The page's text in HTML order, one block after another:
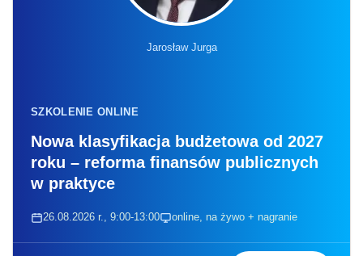
Jarosław Jurga
SZKOLENIE ONLINE
Nowa klasyfikacja budżetowa od 2027
roku – reforma finansów publicznych
w praktyce
26.08.2026 r., 9:00-13:00 online, na żywo + nagranie